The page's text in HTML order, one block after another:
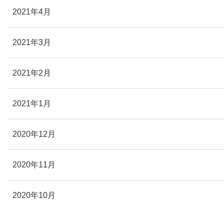
2021年4月
2021年3月
2021年2月
2021年1月
2020年12月
2020年11月
2020年10月